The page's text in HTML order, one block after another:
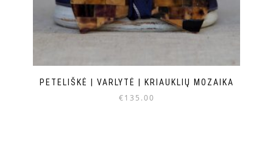
PETELIŠKĖ | VARLYTĖ | KRIAUKLIŲ MOZAIKA
€135.00